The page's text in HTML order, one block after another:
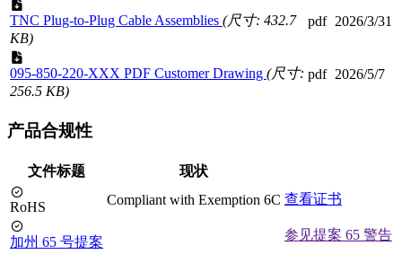
TNC Plug-to-Plug Cable Assemblies (尺寸: 432.7
KB)
pdf 2026/3/31
095-850-220-XXX PDF Customer Drawing (尺寸:
256.5 KB)
pdf 2026/5/7
产品合规性
文件标题 现状
RoHS Compliant with Exemption 6C 查看证书
加州 65 号提案
参见提案 65 警告